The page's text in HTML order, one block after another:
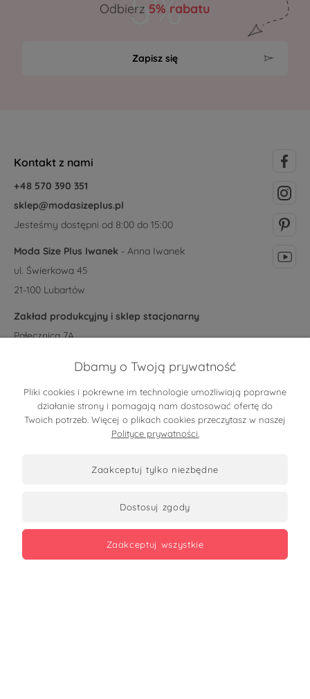
Odbierz 5% rabatu
Zapisz się
Kontakt z nami
+48 570 390 351
sklep@modasizeplus.pl
Jesteśmy dostępni od 8:00 do 15:00
Moda Size Plus Iwanek - Anna Iwanek
ul. Świerkowa 45
21-100 Lubartów
Zakład produkcyjny i sklep stacjonarny
Pałecznica 7A
Obsługa klienta
Moje konto
Certyfikaty
Dbamy o Twoją prywatność
Pliki cookies i pokrewne im technologie umożliwiają poprawne
działanie strony i pomagają nam dostosować ofertę do
Twoich potrzeb. Więcej o plikach cookies przeczytasz w naszej
Polityce prywatności.
zaakceptuj tylko niezbędne
dostosuj zgody
zaakceptuj wszystkie